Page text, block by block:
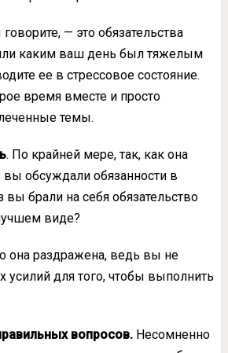
— это обязательства
каким ваш день был тяжелым
ее в стрессовое состояние.
время вместе и просто
темы.
. По крайней мере, так, как она
вы обсуждали обязанности в
брали на себя обязательство
виде?
она раздражена, ведь вы не
усилий для того, чтобы выполнить
вопросов.Несомненно